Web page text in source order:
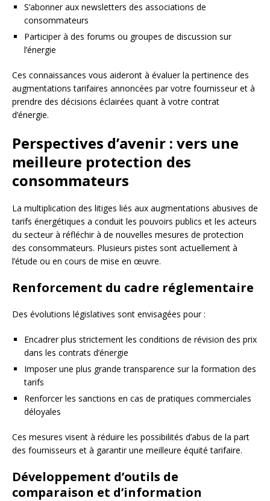
S’abonner aux newsletters des associations de
consommateurs
Participer à des forums ou groupes de discussion sur
l’énergie
Ces connaissances vous aideront à évaluer la pertinence des
augmentations tarifaires annoncées par votre fournisseur et à
prendre des décisions éclairées quant à votre contrat
d’énergie.
Perspectives d’avenir : vers une
meilleure protection des
consommateurs
La multiplication des litiges liés aux augmentations abusives de
tarifs énergétiques a conduit les pouvoirs publics et les acteurs
du secteur à réfléchir à de nouvelles mesures de protection
des consommateurs. Plusieurs pistes sont actuellement à
l’étude ou en cours de mise en œuvre.
Renforcement du cadre réglementaire
Des évolutions législatives sont envisagées pour :
Encadrer plus strictement les conditions de révision des prix
dans les contrats d’énergie
Imposer une plus grande transparence sur la formation des
tarifs
Renforcer les sanctions en cas de pratiques commerciales
déloyales
Ces mesures visent à réduire les possibilités d’abus de la part
des fournisseurs et à garantir une meilleure équité tarifaire.
Développement d’outils de
comparaison et d’information